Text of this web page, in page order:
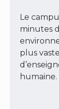
Le
minutes
plus
humaine.